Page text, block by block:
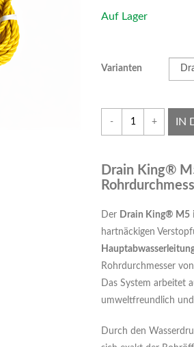
Auf Lager
Varianten
- + IN
Drain King®
Der Drain King® M5
hartnäckigen
Rohrdurchmesser von
Das System arbeitet
umweltfreundlich
Durch den